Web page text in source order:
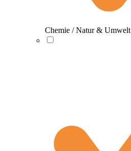
Chemie / Natur & Umwelt